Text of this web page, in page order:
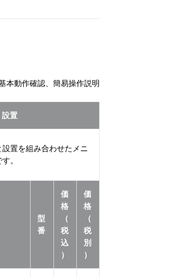
本動作確認、簡易操作説明
設置
設置を組み合わせたメニ
。
型
番
価
格
（
税
込
）
価
格
（
税
別
）